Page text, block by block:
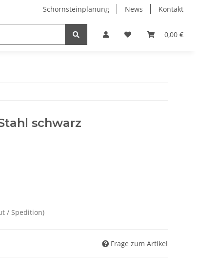
Schornsteinplanung News Kontakt
0,00 €
schwarz
/ Spedition)
Frage zum Artikel